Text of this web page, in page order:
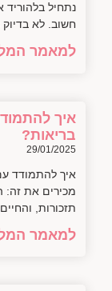
נתחיל בלהוריד
חשוב. לא בדיוק
למאמר
איך
בריאות?
29/01/2025
איך להתמודד
מכירים את זה:
תזכורות,
למאמר